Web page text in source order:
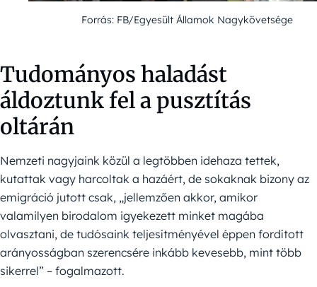
Forrás: FB/Egyesült Államok Nagykövetsége
Tudományos haladást
áldoztunk fel a pusztítás
oltárán
Nemzeti nagyjaink közül a legtöbben idehaza tettek,
kutattak vagy harcoltak a hazáért, de sokaknak bizony az
emigráció jutott csak, „jellemzően akkor, amikor
valamilyen birodalom igyekezett minket magába
olvasztani, de tudósaink teljesítményével éppen fordított
arányosságban szerencsére inkább kevesebb, mint több
sikerrel” – fogalmazott.